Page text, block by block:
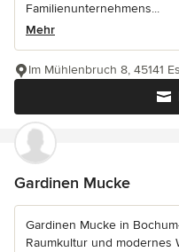
Familienunternehmens...
Mehr
Im Mühlenbruch 8, 45141
Gardinen Mucke
Gardinen Mucke in
Raumkultur und modernes